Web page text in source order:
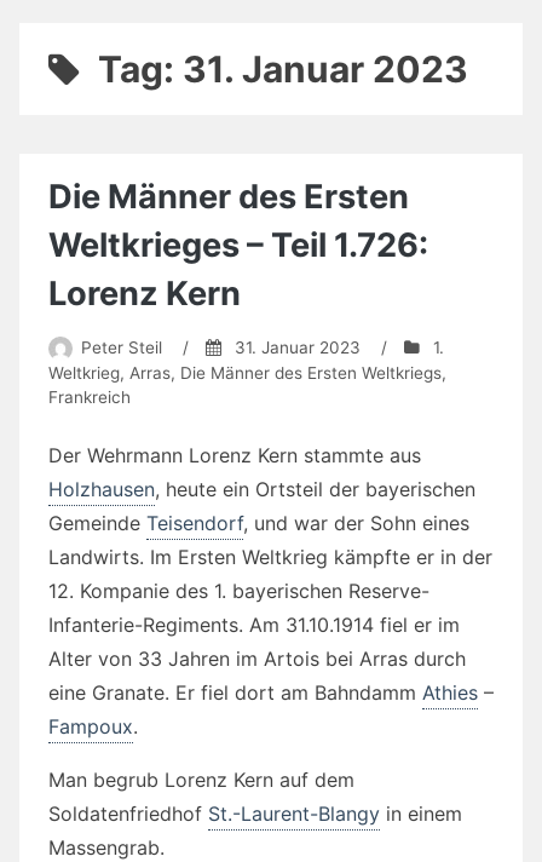
Tag: 31. Januar 2023
Die Männer des Ersten
Weltkrieges – Teil 1.726:
Lorenz Kern
Peter Steil / 31. Januar 2023 /
1.
Weltkrieg, Arras, Die Männer des Ersten Weltkriegs,
Frankreich
Der Wehrmann Lorenz Kern stammte aus
Holzhausen, heute ein Ortsteil der bayerischen
Gemeinde Teisendorf, und war der Sohn eines
Landwirts. Im Ersten Weltkrieg kämpfte er in der
12. Kompanie des 1. bayerischen Reserve-
Infanterie-Regiments. Am 31.10.1914 fiel er im
Alter von 33 Jahren im Artois bei Arras durch
eine Granate. Er fiel dort am Bahndamm Athies –
Fampoux.
Man begrub Lorenz Kern auf dem
Soldatenfriedhof St.-Laurent-Blangy in einem
Massengrab.